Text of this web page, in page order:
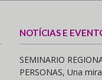
NOTÍCIAS E
SEMINARIO
PERSONAS, Una